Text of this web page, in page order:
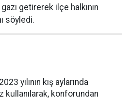
getirerek ilçe halkının
söyledi.
yılının kış aylarında
kullanılarak, konforundan